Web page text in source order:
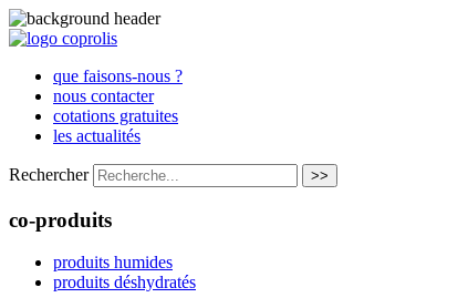
que faisons-nous ?
nous contacter
cotations gratuites
les actualités
Rechercher >>
co-produits
produits humides
produits déshydratés